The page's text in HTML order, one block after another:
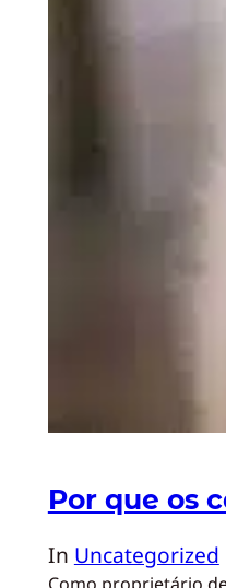
Por que os
In Uncategorized
Como proprietário